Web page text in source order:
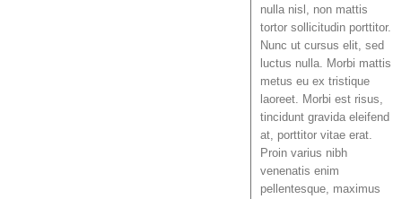
nulla nisl, non mattis
tortor sollicitudin porttitor.
Nunc ut cursus elit, sed
luctus nulla. Morbi mattis
metus eu ex tristique
laoreet. Morbi est risus,
tincidunt gravida eleifend
at, porttitor vitae erat.
Proin varius nibh
venenatis enim
pellentesque, maximus